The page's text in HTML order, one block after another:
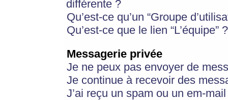
différente ?
Qu’est-ce qu’un “Groupe
Qu’est-ce que le lien “L’équipe” ?
Messagerie privée
Je ne peux pas envoyer de
Je continue à recevoir des
J’ai reçu un spam ou un em-